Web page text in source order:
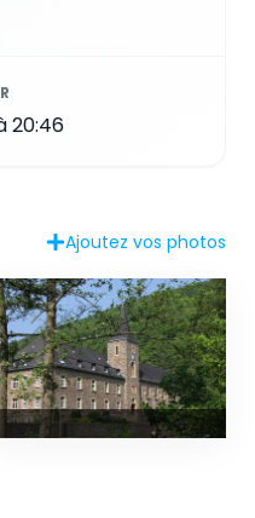
20:46
Ajoutez vos photos